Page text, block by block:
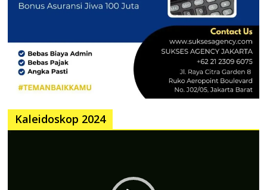
Kaleidoskop 2024